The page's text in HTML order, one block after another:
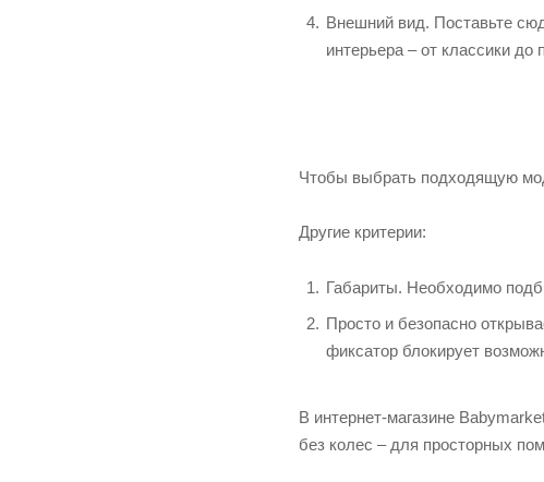
Внешний вид. Поставьте
интерьера – от классики до
Чтобы выбрать подходящую
Другие критерии:
Габариты. Необходимо
Просто и безопасно
фиксатор блокирует
В интернет-магазине
без колес – для просторных